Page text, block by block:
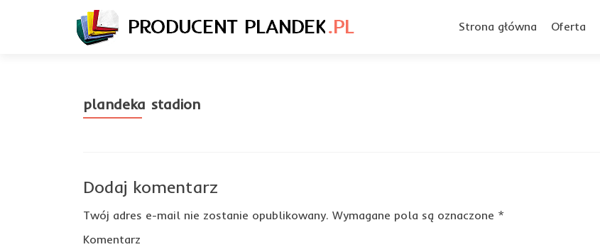
do
Strona główna Oferta
plandeka stadion
Dodaj komentarz
Twój adres e-mail nie zostanie opublikowany. Wymagane pola są oznaczone *
Komentarz